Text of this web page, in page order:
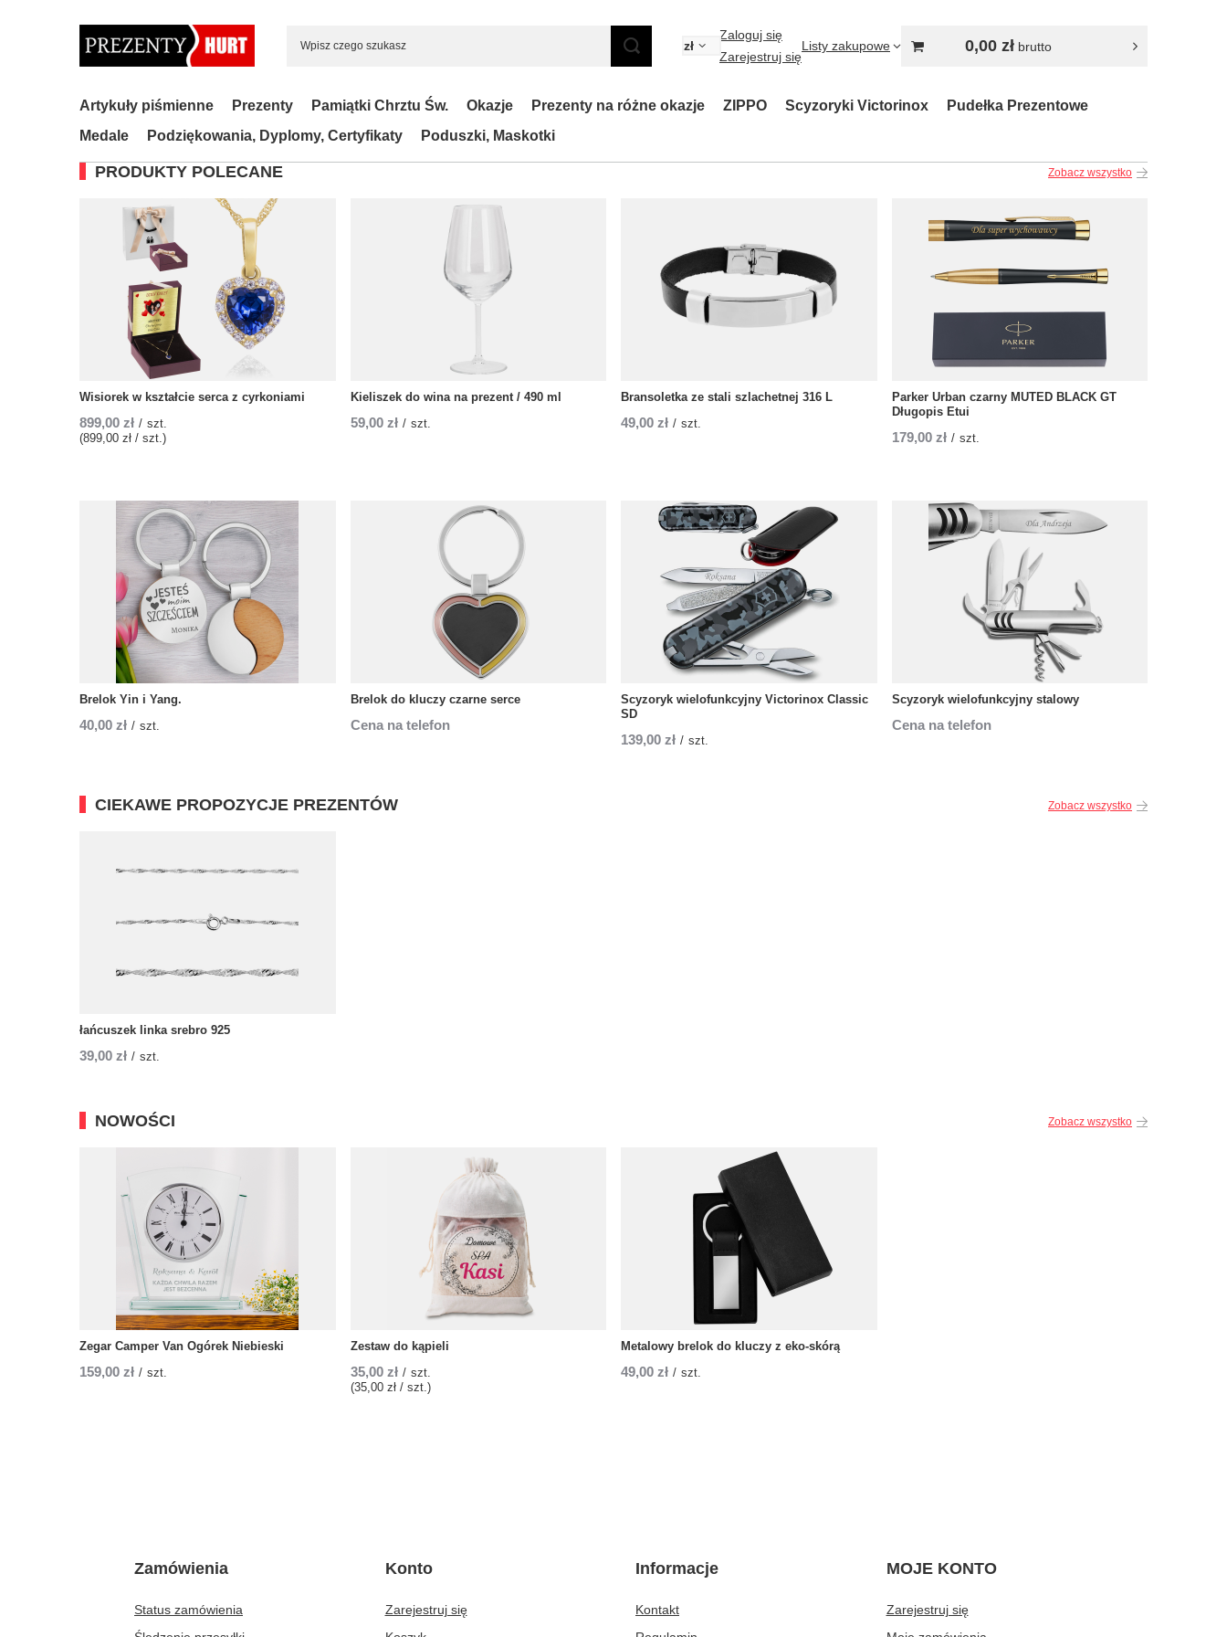
zł
Zaloguj się
Zarejestruj się
Listy zakupowe 0,00 złbrutto
Artykuły piśmienne Prezenty Pamiątki Chrztu Św. Okazje Prezenty na różne okazje ZIPPO Scyzoryki Victorinox
Pudełka Prezentowe
Medale
Podziękowania, Dyplomy, Certyfikaty Poduszki, Maskotki
PRODUKTY POLECANE Zobacz wszystko
Wisiorek w kształcie serca z cyrkoniami
899,00 zł / szt.
(899,00 zł / szt.)
Kieliszek do wina na prezent / 490 ml
59,00 zł / szt.
Bransoletka ze stali szlachetnej 316 L
49,00 zł / szt.
Parker Urban czarny MUTED BLACK GT
Długopis Etui
179,00 zł / szt.
Brelok Yin i Yang.
40,00 zł / szt.
Brelok do kluczy czarne serce
Cena na telefon
Scyzoryk wielofunkcyjny Victorinox Classic
SD
139,00 zł / szt.
Scyzoryk wielofunkcyjny stalowy
Cena na telefon
CIEKAWE PROPOZYCJE PREZENTÓW Zobacz wszystko
łańcuszek linka srebro 925
39,00 zł / szt.
NOWOŚCI Zobacz wszystko
Zegar Camper Van Ogórek Niebieski
159,00 zł / szt.
Zestaw do kąpieli
35,00 zł / szt.
(35,00 zł / szt.)
Metalowy brelok do kluczy z eko-skórą
49,00 zł / szt.
Zamówienia
Status zamówienia
Konto
Zarejestruj się
Informacje
Kontakt
MOJE KONTO
Zarejestruj się